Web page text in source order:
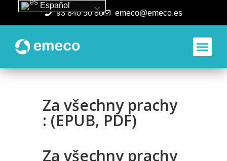
93 840 50 80 emeco@emeco.es
Za všechny prachy
: (EPUB, PDF)
Za všechny prachy
Español